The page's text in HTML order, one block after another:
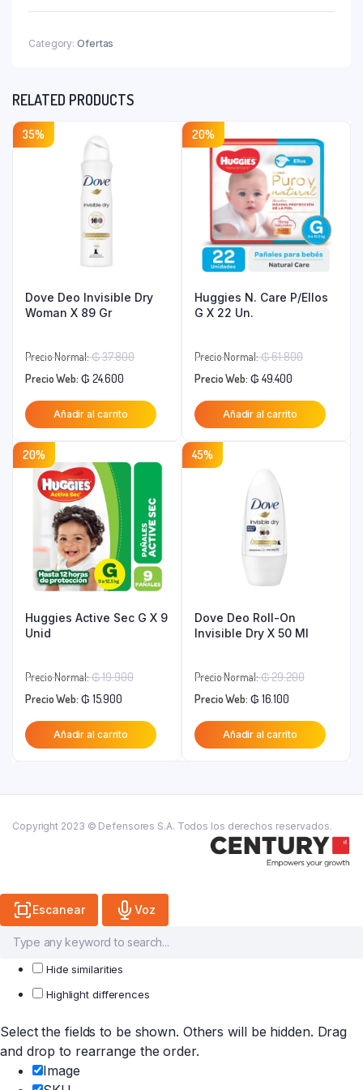
Bi.F
quantity
Category: Ofertas
RELATED PRODUCTS
35%
Dove Deo Invisible Dry
Woman X 89 Gr
Precio Normal:₲37.800El
original
era:
₲ 37.800.
Precio Web: ₲ 24.600
precio
actual
₲ 24.600.
Añadir al carrito
20%
Huggies N. Care P/Ellos
G X 22 Un.
Precio Normal:₲61.800El
original
era:
Precio Web: ₲ 49.400
precio
actual
Añadir al carrito
20%
Huggies Active Sec G X 9
Unid
Precio Normal:₲19.900El
original
era:
Precio Web: ₲ 15.900
precio
actual
Añadir al carrito
45%
Dove Deo Roll-On
Invisible Dry X 50 Ml
Precio Normal:₲29.200El
original
era:
Precio Web: ₲ 16.100
precio
actual
Añadir al carrito
Copyright 2023 © Defensores S.A. Todos los derechos reservados.
Escanear Voz
Hide similarities
Highlight differences
Select the fields to be shown. Others will be hidden. Drag
and drop to rearrange the order.
Image